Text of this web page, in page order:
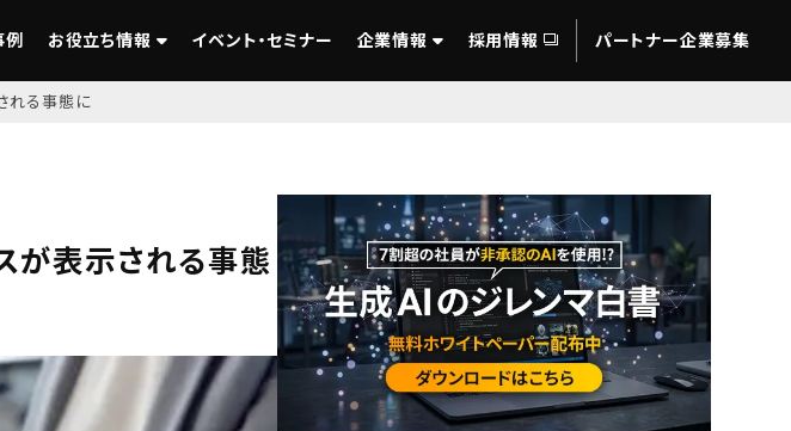
お役立ち情報 イベント・セミナー 企業情報 採用情報 パートナー企業募集
れる事態に
が表示される事態